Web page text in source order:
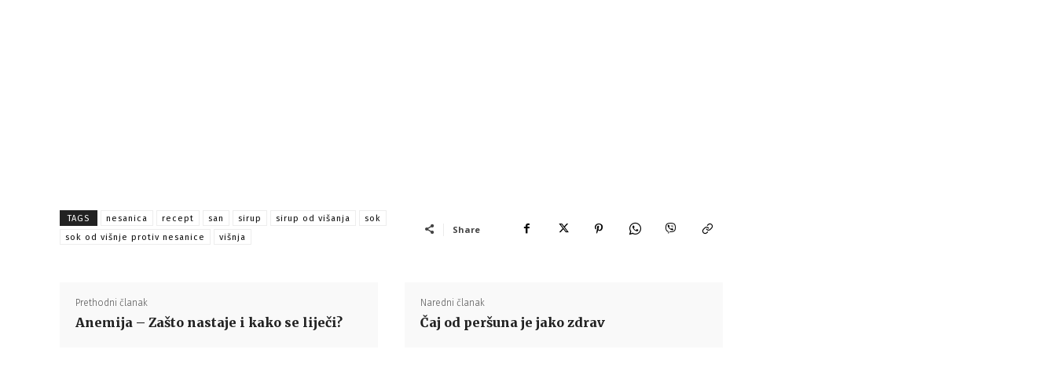
TAGS nesanica recept san sirup sirup od višanja
sok
sok od višnje protiv nesanice
višnja
Share
Prethodni članak
Anemija – Zašto nastaje i kako se liječi?
Naredni članak
Čaj od peršuna je jako zdrav